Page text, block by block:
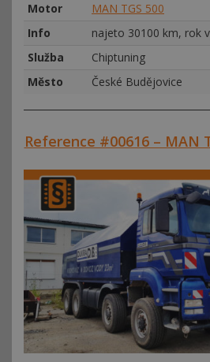
Motor
MAN TGS 500
Info
najeto 30100 km, rok
Služba
Chiptuning
Město
České Budějovice
Reference #00616 – MAN